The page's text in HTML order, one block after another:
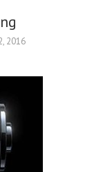
2016